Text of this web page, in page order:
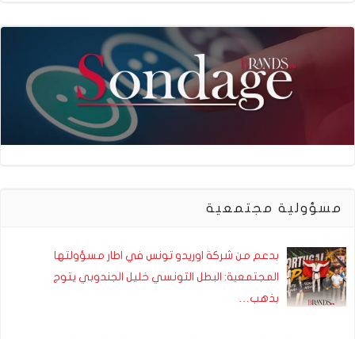
مسؤولية مجتمعية
بدعم من شركة اوريدو تونس في اطار مسؤولتها
المجتمعية: البطل التونسي خليل الجندوبي يتوج
بذهب…